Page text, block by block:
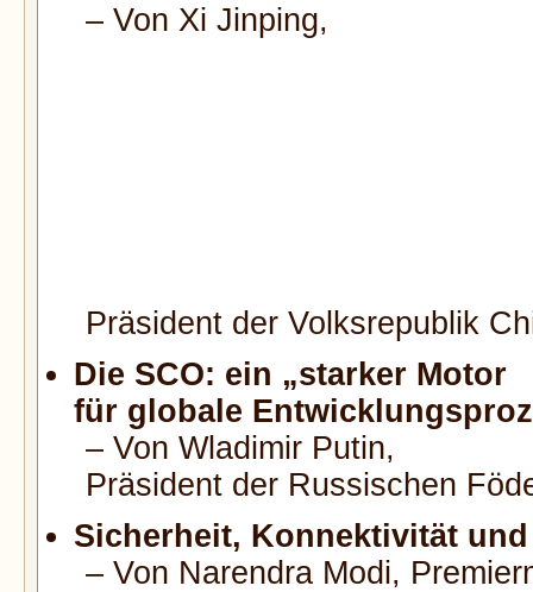
– Von Xi Jinping,
Präsident der Volksrepublik
Die SCO: ein „starker Motor
für globale
– Von Wladimir Putin,
Präsident der Russischen
Sicherheit, Konnektivität
– Von Narendra Modi,